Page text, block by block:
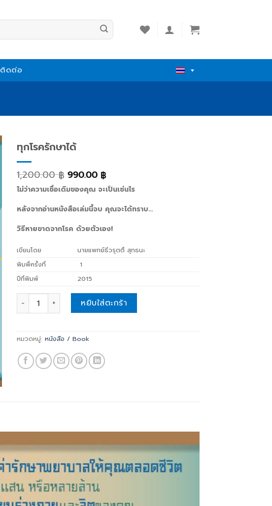
ติดต่อ
ทุกโรครักษาได้
1,200.00฿ 990.00 ฿
ไม่ว่าความเชื่อเดิมของคุณ จะเป็นเช่นไร
หลังจากอ่านหนังสือเล่มนี้จบ คุณจะได้ทราบ…
วิธีหายขาดจากโรค ด้วยตัวเอง!
เขียนโดย
นายแพทย์ธีวรุตติ์ สุทธนะ
พิมพิ์ครั้งที่
1
ปีที่พิมพ์
2015
ทุกโรครักษาได้ quantityหยิบใส่ตะกร้า
หมวดหมู่:หนังสือ / Book